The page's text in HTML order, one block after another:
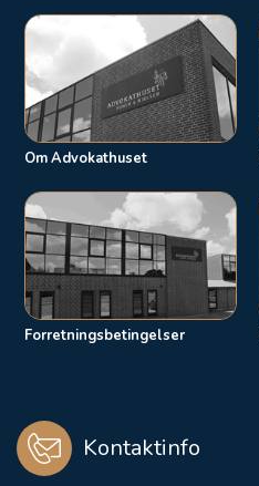
Om Advokathuset
Forretningsbetingelser
Kontaktinfo